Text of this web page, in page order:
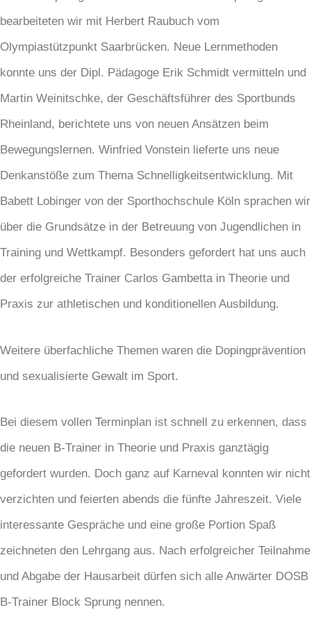
bearbeiteten wir mit Herbert Raubuch vom
Olympiastützpunkt Saarbrücken. Neue Lernmethoden
konnte uns der Dipl. Pädagoge Erik Schmidt vermitteln und
Martin Weinitschke, der Geschäftsführer des Sportbunds
Rheinland, berichtete uns von neuen Ansätzen beim
Bewegungslernen. Winfried Vonstein lieferte uns neue
Denkanstöße zum Thema Schnelligkeitsentwicklung. Mit
Babett Lobinger von der Sporthochschule Köln sprachen wir
über die Grundsätze in der Betreuung von Jugendlichen in
Training und Wettkampf. Besonders gefordert hat uns auch
der erfolgreiche Trainer Carlos Gambetta in Theorie und
Praxis zur athletischen und konditionellen Ausbildung.
Weitere überfachliche Themen waren die Dopingprävention
und sexualisierte Gewalt im Sport.
Bei diesem vollen Terminplan ist schnell zu erkennen, dass
die neuen B-Trainer in Theorie und Praxis ganztägig
gefordert wurden. Doch ganz auf Karneval konnten wir nicht
verzichten und feierten abends die fünfte Jahreszeit. Viele
interessante Gespräche und eine große Portion Spaß
zeichneten den Lehrgang aus. Nach erfolgreicher Teilnahme
und Abgabe der Hausarbeit dürfen sich alle Anwärter DOSB
B-Trainer Block Sprung nennen.